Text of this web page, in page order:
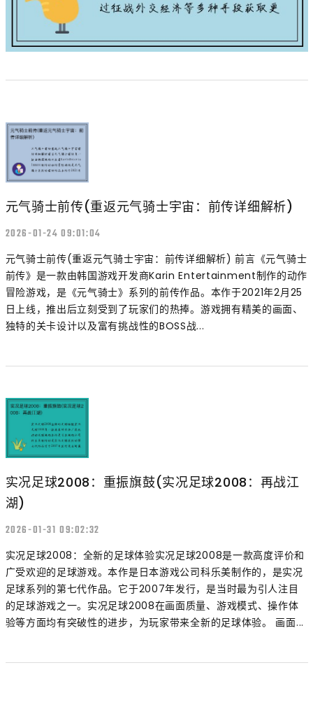
元气骑士前传(重返元气骑士宇宙：前传详细解析)
2026-01-24 09:01:04
元气骑士前传(重返元气骑士宇宙：前传详细解析) 前言《元气骑士
前传》是一款由韩国游戏开发商Karin Entertainment制作的动作
冒险游戏，是《元气骑士》系列的前传作品。本作于2021年2月25
日上线，推出后立刻受到了玩家们的热捧。游戏拥有精美的画面、
独特的关卡设计以及富有挑战性的BOSS战...
实况足球2008：重振旗鼓(实况足球2008：再战江
湖)
2026-01-31 09:02:32
实况足球2008：全新的足球体验实况足球2008是一款高度评价和
广受欢迎的足球游戏。本作是日本游戏公司科乐美制作的，是实况
足球系列的第七代作品。它于2007年发行，是当时最为引人注目
的足球游戏之一。实况足球2008在画面质量、游戏模式、操作体
验等方面均有突破性的进步，为玩家带来全新的足球体验。 画面...